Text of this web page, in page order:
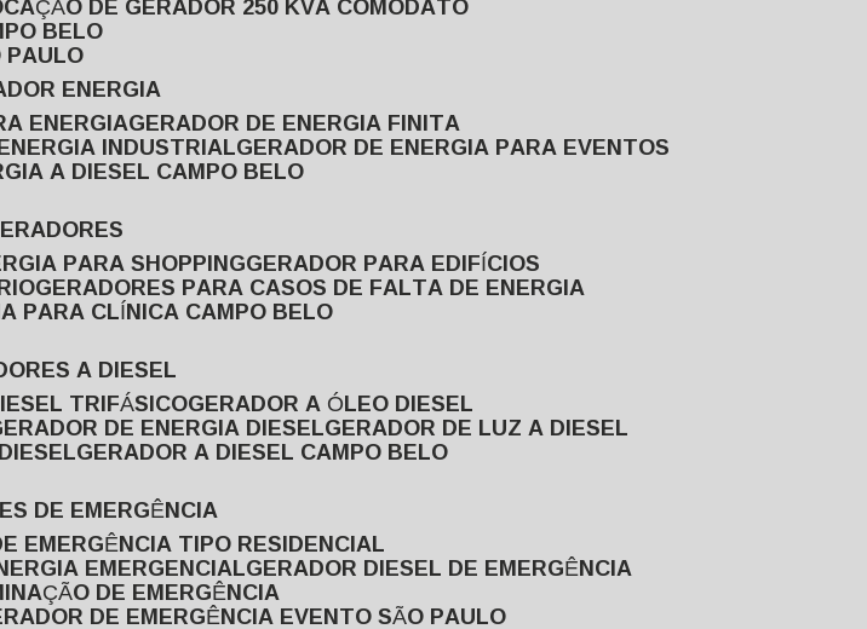
BELO
PAULO
ENERGIA
ENERGIA GERADOR DE ENERGIA FINITA
INDUSTRIAL GERADOR DE ENERGIA PARA EVENTOS
A DIESEL CAMPO BELO
GERADORES
PARA SHOPPING GERADOR PARA EDIFÍCIOS
GERADORES PARA CASOS DE FALTA DE ENERGIA
PARA CLÍNICA CAMPO BELO
A DIESEL
TRIFÁSICO GERADOR A ÓLEO DIESEL
GERADOR DE ENERGIA DIESEL GERADOR DE LUZ A DIESEL
GERADOR A DIESEL CAMPO BELO
DE EMERGÊNCIA
EMERGÊNCIA TIPO RESIDENCIAL
EMERGENCIAL GERADOR DIESEL DE EMERGÊNCIA
DE EMERGÊNCIA
DE EMERGÊNCIA EVENTO SÃO PAULO